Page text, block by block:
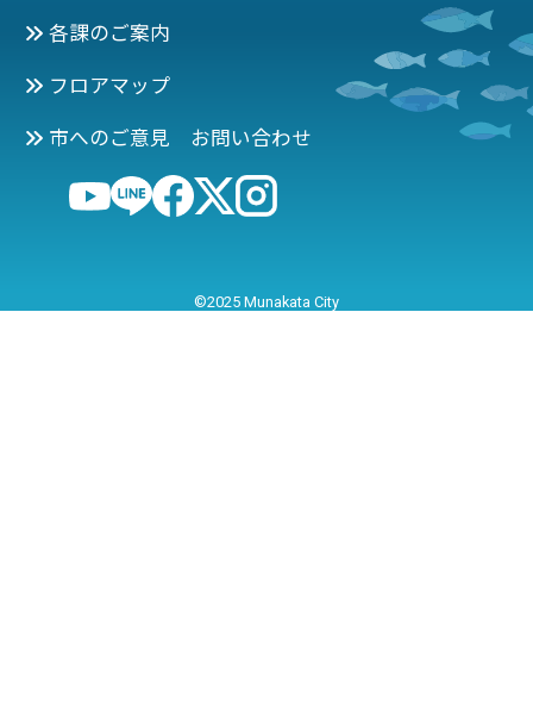
各課のご案内
フロアマップ
市へのご意見 お問い合わせ
©2025 Munakata City